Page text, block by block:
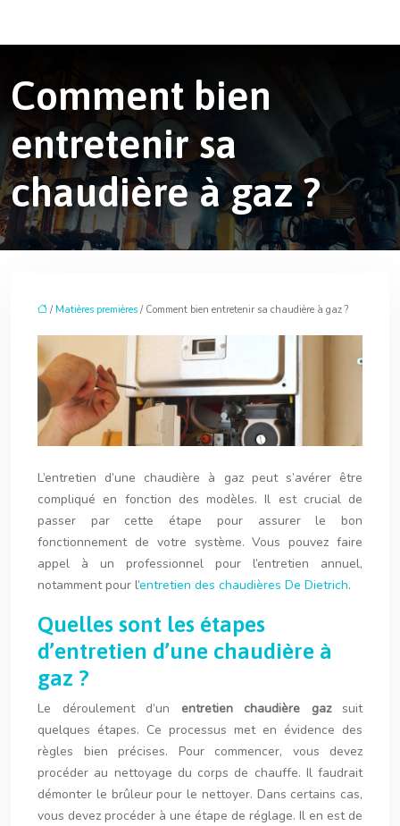
Comment bien
entretenir sa
chaudière à gaz ?
/ Matières premières / Comment bien entretenir sa chaudière à gaz ?
L’entretien d’une chaudière à gaz peut s’avérer être
compliqué en fonction des modèles. Il est crucial de
passer par cette étape pour assurer le bon
fonctionnement de votre système. Vous pouvez faire
appel à un professionnel pour l’entretien annuel,
notamment pour l’entretien des chaudières De Dietrich.
Quelles sont les étapes
d’entretien d’une chaudière à
gaz ?
Le déroulement d’un entretien chaudière gazsuit
quelques étapes. Ce processus met en évidence des
règles bien précises. Pour commencer, vous devez
procéder au nettoyage du corps de chauffe. Il faudrait
démonter le brûleur pour le nettoyer. Dans certains cas,
vous devez procéder à une étape de réglage. Il en est de